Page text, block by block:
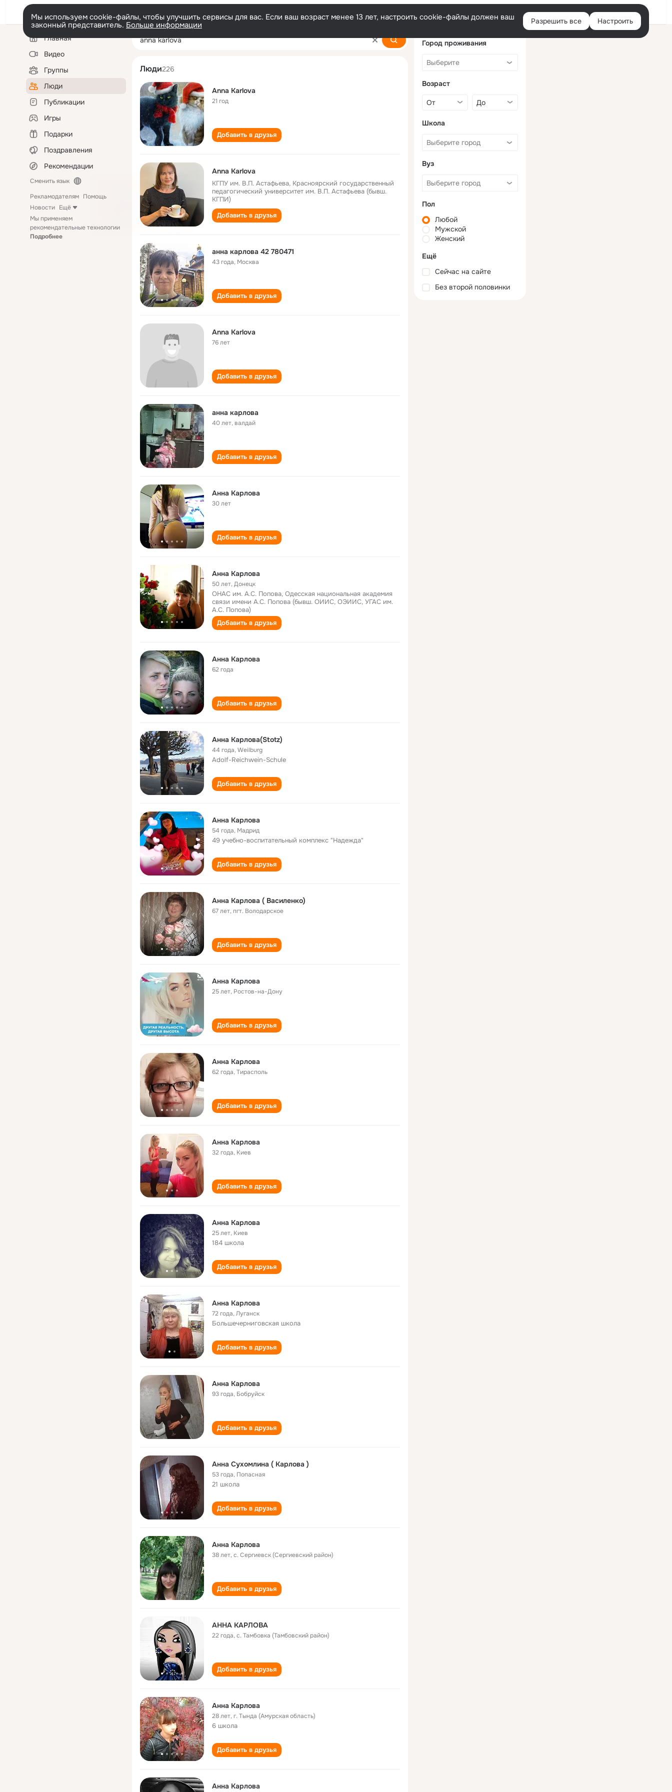
Войти
Мы используем cookie-файлы, чтобы улучшить сервисы для вас. Если ваш возраст менее 13 лет, настроить cookie-файлы должен ваш
законный представитель. Больше информации Разрешить все Настроить
Левая
колонкаГлавная
Видео
Группы
Люди
Публикации
Игры
Подарки
Поздравления
Рекомендации
Сменить язык
Рекламодателям Помощь
Новости Ещё
Мы применяем
рекомендательные технологии
Подробнее
anna karlova
Люди226
Anna Karlova
21 год
Добавить в друзья
Anna Karlova
КГПУ им. В.П. Астафьева, Красноярский государственный
педагогический университет им. В.П. Астафьева (бывш.
КГПИ)
Добавить в друзья
анна карлова 42 780471
43 года, Москва
Добавить в друзья
Anna Karlova
76 лет
Добавить в друзья
анна карлова
40 лет,валдай
Добавить в друзья
Анна Карлова
30 лет
Добавить в друзья
Анна Карлова
50 лет,Донецк
ОНАС им. А.С. Попова, Одесская национальная академия
связи имени А.С. Попова (бывш. ОИИС, ОЭИИС, УГАС им.
А.С. Попова)
Добавить в друзья
Анна Карлова
62 года
Добавить в друзья
Анна Карлова(Stotz)
44 года,Weilburg
Adolf-Reichwein-Schule
Добавить в друзья
Анна Карлова
54 года, Мадрид
49 учебно-воспитательный комплекс "Надежда"
Добавить в друзья
Анна Карлова ( Василенко)
67 лет,пгт. Володарское
Добавить в друзья
Анна Карлова
25 лет, Ростов-на-Дону
Добавить в друзья
Анна Карлова
62 года,Тирасполь
Добавить в друзья
Анна Карлова
32 года, Киев
Добавить в друзья
Анна Карлова
25 лет, Киев
184 школа
Добавить в друзья
Анна Карлова
72 года,Луганск
Большечерниговская школа
Добавить в друзья
Анна Карлова
93 года, Бобруйск
Добавить в друзья
Анна Сухомлина ( Карлова )
53 года, Попасная
21 школа
Добавить в друзья
Анна Карлова
38 лет,с. Сергиевск (Сергиевский район)
Добавить в друзья
АННА КАРЛОВА
22 года,с. Тамбовка (Тамбовский район)
Добавить в друзья
Анна Карлова
28 лет,г. Тында (Амурская область)
6 школа
Добавить в друзья
Анна Карлова
Город проживания
Возраст
Школа
Вуз
Пол
Любой
Мужской
Женский
Ещё
Сейчас на сайте
Без второй половинки